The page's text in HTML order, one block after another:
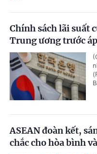
Chính sách lãi suất
Trung ương trước
ASEAN đoàn kết,
chắc cho hòa bình